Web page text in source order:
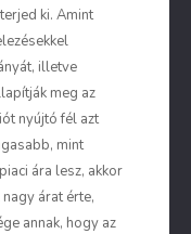
ki. Amint
illetve
meg az
nyújtó fél azt
mint
ára lesz, akkor
árat érte,
annak, hogy az